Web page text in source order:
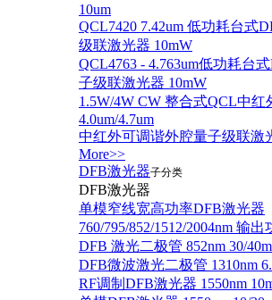
10um
QCL7420 7.42um 低功耗台式
级联激光器 10mW
QCL4763 - 4.763um低功耗台
子级联激光器 10mW
1.5W/4W CW 整合式QCL中
4.0um/4.7um
中红外可调谐外腔量子级联激
More>>
DFB激光器子分类
DFB激光器
单模窄线宽高功率DFB激光器
760/795/852/1512/2004nm 输出
DFB 激光二极管 852nm 30/
DFB微波激光二极管 1310nm
RF调制DFB激光器 1550nm